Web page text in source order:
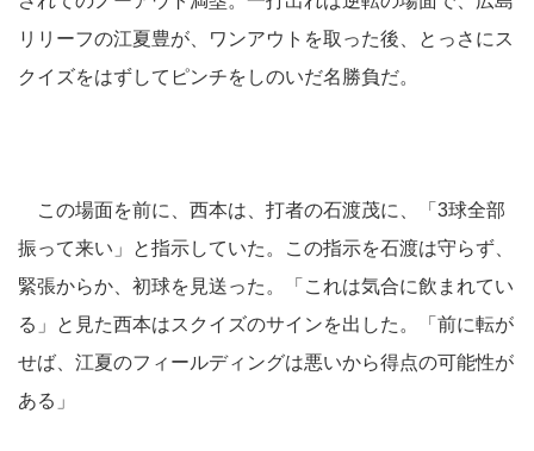
リリーフの江夏豊が、ワンアウトを取った後、とっさにス
クイズをはずしてピンチをしのいだ名勝負だ。
この場面を前に、西本は、打者の石渡茂に、「3球全部
振って来い」と指示していた。この指示を石渡は守らず、
緊張からか、初球を見送った。「これは気合に飲まれてい
る」と見た西本はスクイズのサインを出した。「前に転が
せば、江夏のフィールディングは悪いから得点の可能性が
ある」